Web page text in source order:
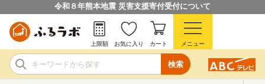
令和８年熊本地震 災害支援寄付受付について
検索
上限額 お気に入り カート メニュー